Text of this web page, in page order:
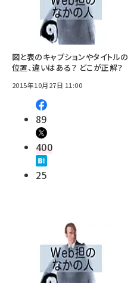
図と表のキャプションやタイトルの
位置、違いはある？ どこが正解？
2015年10月27日 11:00
89
400
25